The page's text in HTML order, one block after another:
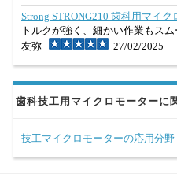
Strong STRONG210 歯科用マイ
トルクが強く、細かい作業もス
友弥
27/02/2025
歯科技工用マイクロモーターに
技工マイクロモーターの応用分野